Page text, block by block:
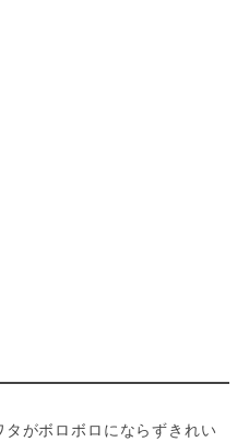
タがボロボロにならずきれい